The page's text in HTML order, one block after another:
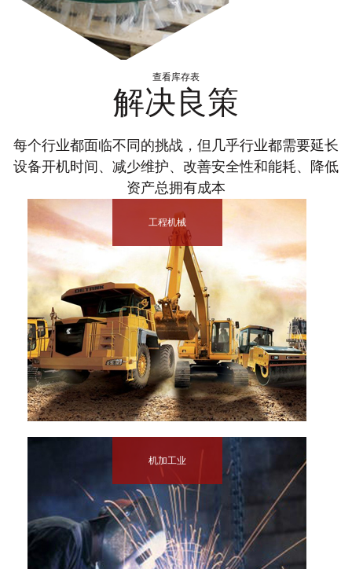
查看库存表
解决良策
每个行业都面临不同的挑战，但几乎行业都需要延长
设备开机时间、减少维护、改善安全性和能耗、降低
资产总拥有成本
工程机械
机加工业